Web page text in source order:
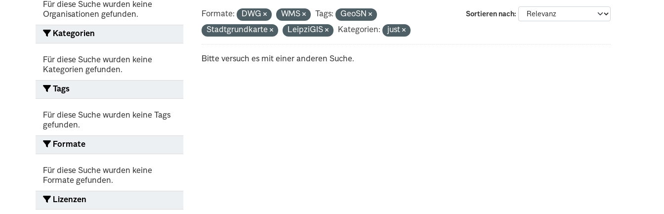
Für diese Suche wurden keine
Organisationen gefunden.
Kategorien
Für diese Suche wurden keine
Kategorien gefunden.
Tags
Für diese Suche wurden keine Tags
gefunden.
Formate
Für diese Suche wurden keine
Formate gefunden.
Lizenzen
Sortieren nach
Formate: DWG WMS Tags:
GeoSN
Stadtgrundkarte
LeipziGIS Kategorien: just
Bitte versuch es mit einer anderen Suche.